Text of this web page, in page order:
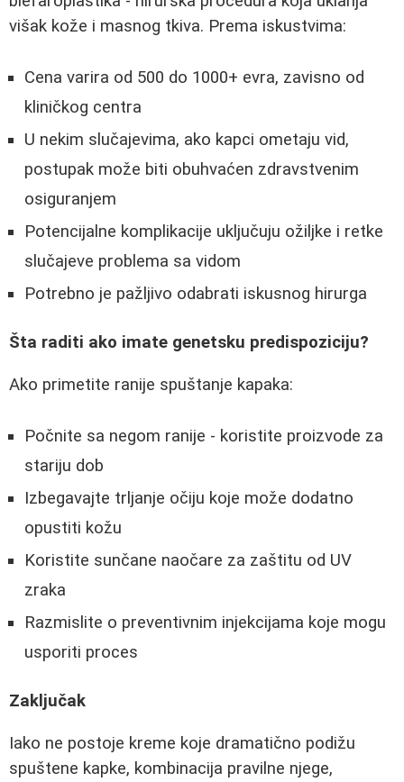
višak kože i masnog tkiva. Prema iskustvima:
Cena varira od 500 do 1000+ evra, zavisno od
kliničkog centra
U nekim slučajevima, ako kapci ometaju vid,
postupak može biti obuhvaćen zdravstvenim
osiguranjem
Potencijalne komplikacije uključuju ožiljke i retke
slučajeve problema sa vidom
Potrebno je pažljivo odabrati iskusnog hirurga
Šta raditi ako imate genetsku predispoziciju?
Ako primetite ranije spuštanje kapaka:
Počnite sa negom ranije - koristite proizvode za
stariju dob
Izbegavajte trljanje očiju koje može dodatno
opustiti kožu
Koristite sunčane naočare za zaštitu od UV
zraka
Razmislite o preventivnim injekcijama koje mogu
usporiti proces
Zaključak
Iako ne postoje kreme koje dramatično podižu
spuštene kapke, kombinacija pravilne njege,